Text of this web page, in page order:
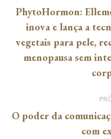
de
post:
PhytoHormon:
inova e lança a
vegetais para pele,
menopausa sem
O poder da
com